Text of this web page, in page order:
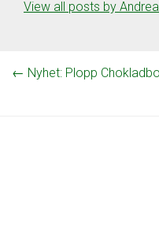
View all posts by
← Nyhet: Plopp